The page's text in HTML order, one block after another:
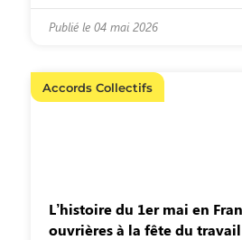
Publié le 04 mai 2026
Accords Collectifs
L’histoire du 1er mai en
ouvrières à la fête du travail